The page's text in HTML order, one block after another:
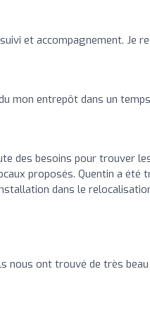
et accompagnement. Je
mon entrepôt dans un
des besoins pour trouver
proposés. Quentin a été
dans le
nous ont trouvé de très